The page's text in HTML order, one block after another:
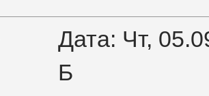
Дата: Чт,
Б